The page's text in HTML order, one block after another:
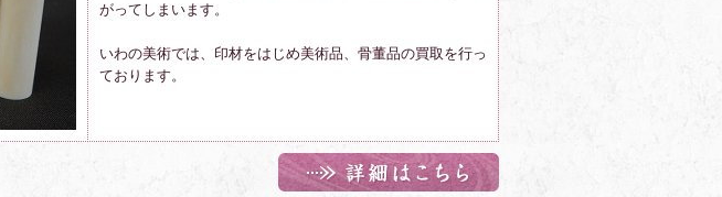
がってしまいます。
いわの美術では、印材をはじめ美術品、骨董品の買取を行っ
ております。